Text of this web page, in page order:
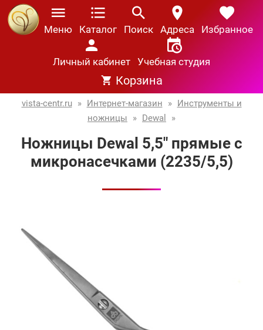
Меню Каталог Поиск Адреса Избранное
Личный кабинет Учебная студия
Корзина
vista-centr.ru » Интернет-магазин » Инструменты и
ножницы
» Dewal »
Ножницы Dewal 5,5" прямые с
микронасечками (2235/5,5)